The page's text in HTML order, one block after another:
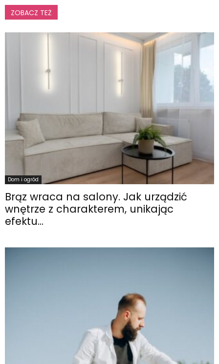
ZOBACZ TEŻ
Dom i ogród
Brąz wraca na salony. Jak urządzić
wnętrze z charakterem, unikając
efektu...